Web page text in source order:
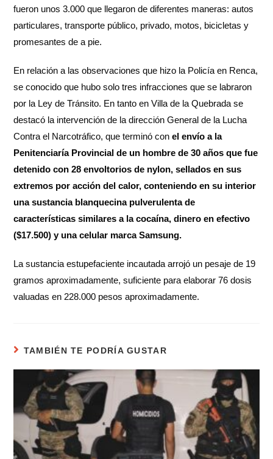
fueron unos 3.000 que llegaron de diferentes maneras: autos
particulares, transporte público, privado, motos, bicicletas y
promesantes de a pie.
En relación a las observaciones que hizo la Policía en Renca,
se conocido que hubo solo tres infracciones que se labraron
por la Ley de Tránsito. En tanto en Villa de la Quebrada se
destacó la intervención de la dirección General de la Lucha
Contra el Narcotráfico, que terminó conel envío a la
Penitenciaría Provincial de un hombre de 30 años que fue
detenido con 28 envoltorios de nylon, sellados en sus
extremos por acción del calor, conteniendo en su interior
una sustancia blanquecina pulverulenta de
características similares a la cocaína, dinero en efectivo
($17.500) y una celular marca Samsung.
La sustancia estupefaciente incautada arrojó un pesaje de 19
gramos aproximadamente, suficiente para elaborar 76 dosis
valuadas en 228.000 pesos aproximadamente.
TAMBIÉN TE PODRÍA GUSTAR